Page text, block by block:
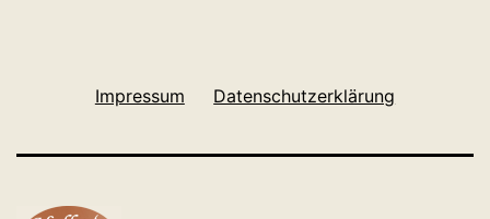
Impressum Datenschutzerklärung